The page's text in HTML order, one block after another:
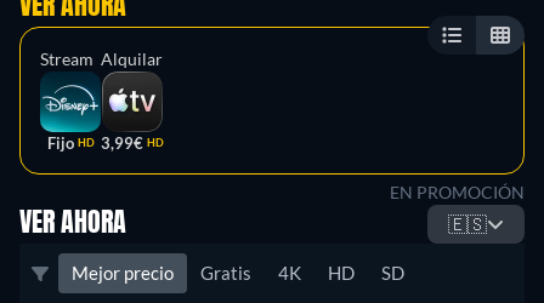
VER AHORA
Stream
Fijo HD
Alquilar
3,99€ HD
EN PROMOCIÓN
VER AHORA 🇪🇸
Mejor precio Gratis 4K HD SD